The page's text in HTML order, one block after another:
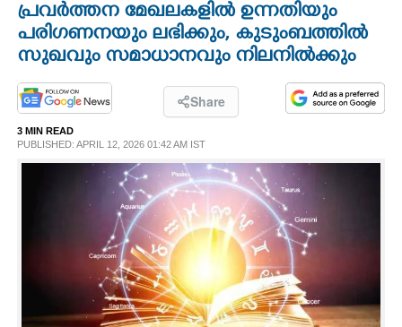
OPINION
PHOTOS
LIFESTYLE
പ്രവർത്തന മേഖലകളിൽ ഉന്നതിയും
പരിഗണനയും ലഭിക്കും,​ കുടുംബത്തിൽ
സുഖവും സമാധാനവും നിലനിൽക്കും
Share
3 MIN READ
PUBLISHED: APRIL 12, 2026 01:42 AM IST